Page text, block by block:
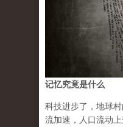
记忆究竟是什么
科技进步了，地球
流加速，人口流动